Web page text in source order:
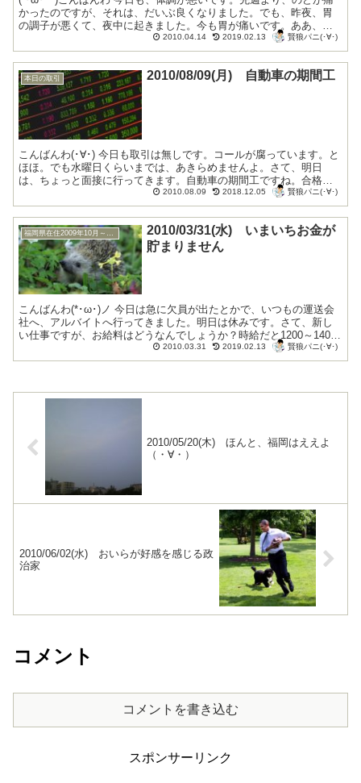
かったのですが、それは、だいぶ良くなりました。でも、昨夜、胃
の調子が悪くて、夜中に起きました。今も胃が痛いです。ああ、辛
いです。仕事は、無事に終えました。トイ...
2010.04.14 2019.02.13 賢狼パニ(･∀･)
本日の取引 2010/08/09(月) 自動車の期間工
こんばんわ(･∀･) 今日も取引は無しです。コールが腐っています。と
ほほ。でも水曜日くらいまでは、あきらめませんよ。さて、明日
は、ちょっと面接に行ってきます。自動車の期間工ですね。合格し
たら、名古屋に出稼ぎです。とほほ。やっぱ...
2010.08.09 2018.12.05 賢狼パニ(･∀･)
2010/03/31(水) いまいちお金が
貯まりません
こんばんわ(*･ω･)ノ 今日は急に欠員が出たとかで、いつもの運送会
社へ、アルバイトへ行ってきました。明日は休みです。さて、新し
い仕事ですが、お給料はどうなんでしょうか？時給だと1200～1400
円はでると、思いますが、さて、どう...
2010.03.31 2019.02.13 賢狼パニ(･∀･)
2010/05/20(木) ほんと、福岡はええよ
（・∀・）
2010/06/02(水) おいらが好感を感じる政
治家
コメント
コメントを書き込む
スポンサーリンク